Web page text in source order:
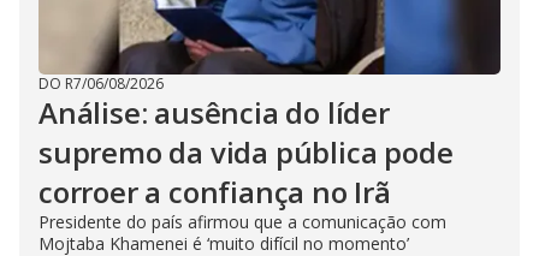
DO R7/06/08/2026
Análise: ausência do líder
supremo da vida pública pode
corroer a confiança no Irã
Presidente do país afirmou que a comunicação com
Mojtaba Khamenei é ‘muito difícil no momento’